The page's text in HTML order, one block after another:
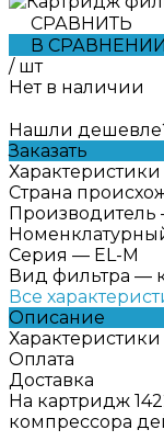
СРАВНИТЬ
В СРАВНЕНИИ
/ шт
Нет в наличии
Нашли
Заказать
Характеристики
Страна
Производитель
Серия — EL-M
Вид фильтра —
Все
Описание
Характеристики
Оплата
Доставка
На картридж
компрессора